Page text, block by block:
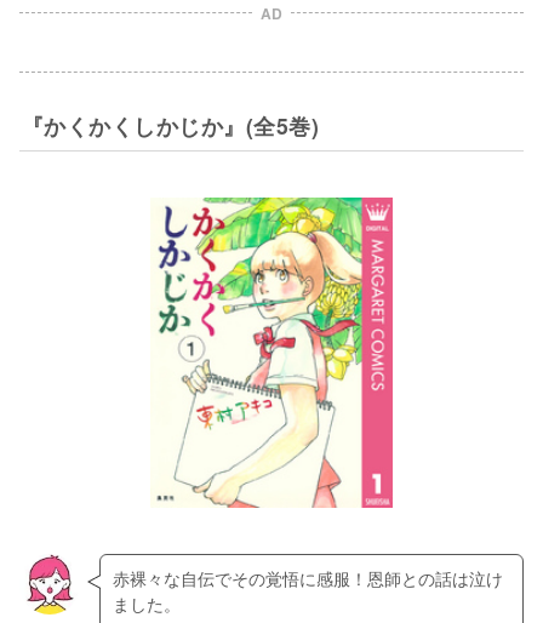
AD
『かくかくしかじか』(全5巻)
赤裸々な自伝でその覚悟に感服！恩師との話は泣け
ました。